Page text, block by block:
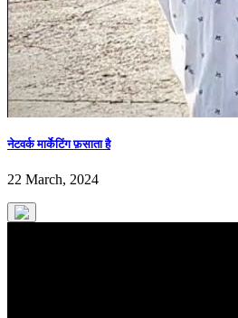
नेटवर्क मार्केटिंग फ़साता है
22 March, 2024